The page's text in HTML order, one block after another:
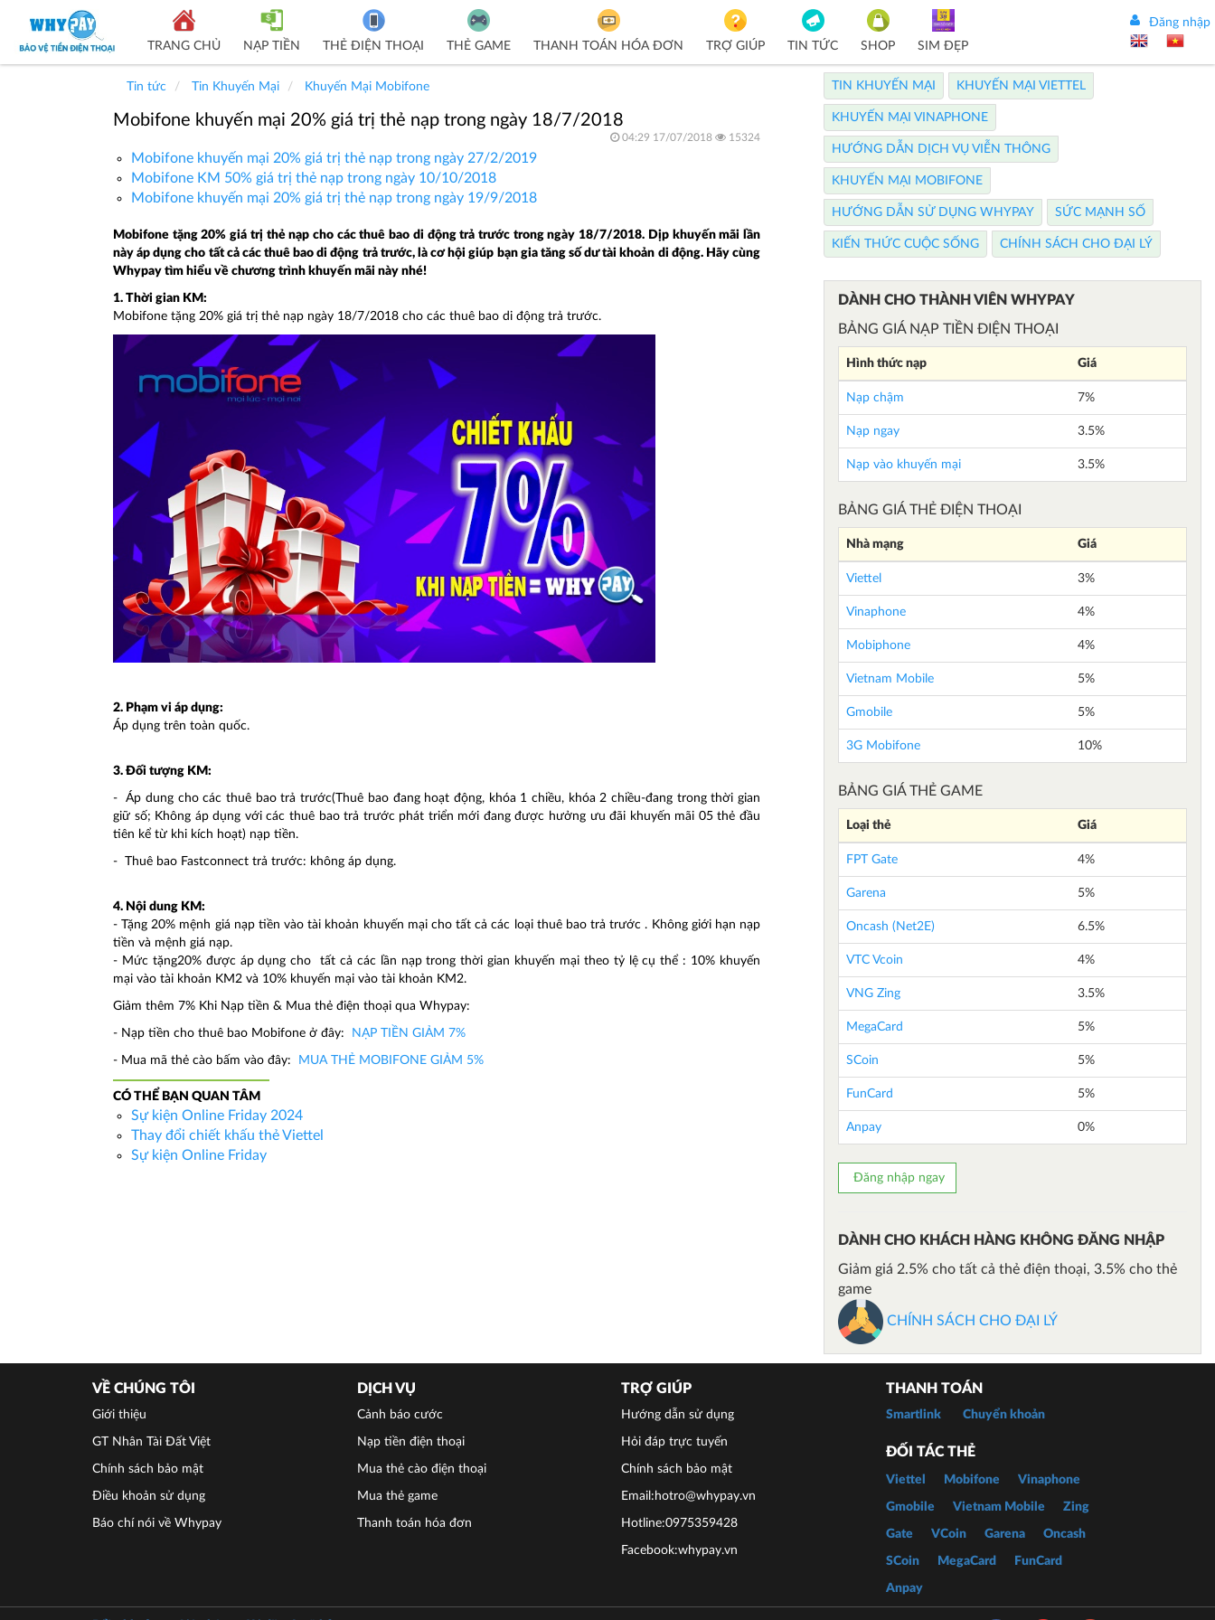
TRANG CHỦ NẠP TIỀN THẺ ĐIỆN THOẠI THẺ GAME THANH TOÁN HÓA ĐƠN TRỢ GIÚP TIN TỨC SHOP SIM ĐẸP
Đăng nhập
Tin tức Tin Khuyến Mại Khuyến Mại Mobifone
Mobifone khuyến mại 20% giá trị thẻ nạp trong ngày 18/7/2018
04:29 17/07/2018 15324
Mobifone khuyến mại 20% giá trị thẻ nạp trong ngày 27/2/2019
Mobifone KM 50% giá trị thẻ nạp trong ngày 10/10/2018
Mobifone khuyến mại 20% giá trị thẻ nạp trong ngày 19/9/2018
Mobifone tặng 20% giá trị thẻ nạp cho các thuê bao di động trả trước trong ngày 18/7/2018. Dịp khuyến mãi lần
này áp dụng cho tất cả các thuê bao di động trả trước, là cơ hội giúp bạn gia tăng số dư tài khoản di động. Hãy cùng
Whypay tìm hiểu về chương trình khuyến mãi này nhé!
1. Thời gian KM:
Mobifone tặng 20% giá trị thẻ nạp ngày 18/7/2018 cho các thuê bao di động trả trước.
2. Phạm vi áp dụng:
Áp dụng trên toàn quốc.
3. Đối tượng KM:
- Áp dung cho các thuê bao trả trước(Thuê bao đang hoạt động, khóa 1 chiều, khóa 2 chiều-đang trong thời gian
giữ số; Không áp dụng với các thuê bao trả trước phát triển mới đang được hưởng ưu đãi khuyến mãi 05 thẻ đầu
tiên kể từ khi kích hoạt) nạp tiền.
- Thuê bao Fastconnect trả trước: không áp dụng.
4. Nội dung KM:
- Tặng 20% mệnh giá nạp tiền vào tài khoản khuyến mại cho tất cả các loại thuê bao trả trước . Không giới hạn nạp
tiền và mệnh giá nạp.
- Mức tặng20% được áp dụng cho tất cả các lần nạp trong thời gian khuyến mại theo tỷ lệ cụ thể : 10% khuyến
mại vào tài khoản KM2 và 10% khuyến mại vào tài khoản KM2.
Giảm thêm 7% Khi Nạp tiền & Mua thẻ điện thoại qua Whypay:
- Nạp tiền cho thuê bao Mobifone ở đây: NẠP TIỀN GIẢM 7%
- Mua mã thẻ cào bấm vào đây: MUA THẺ MOBIFONE GIẢM 5%
CÓ THỂ BẠN QUAN TÂM
Sự kiện Online Friday 2024
Thay đổi chiết khấu thẻ Viettel
Sự kiện Online Friday
TIN KHUYẾN MẠI KHUYẾN MẠI VIETTEL
KHUYẾN MẠI VINAPHONE
HƯỚNG DẪN DỊCH VỤ VIỄN THÔNG
KHUYẾN MẠI MOBIFONE
HƯỚNG DẪN SỬ DỤNG WHYPAY SỨC MẠNH SỐ
KIẾN THỨC CUỘC SỐNG CHÍNH SÁCH CHO ĐẠI LÝ
DÀNH CHO THÀNH VIÊN WHYPAY
BẢNG GIÁ NẠP TIỀN ĐIỆN THOẠI
Hình thức nạp Giá
Nạp chậm 7%
Nạp ngay 3.5%
Nạp vào khuyến mại 3.5%
BẢNG GIÁ THẺ ĐIỆN THOẠI
Nhà mạng Giá
Viettel 3%
Vinaphone 4%
Mobiphone 4%
Vietnam Mobile 5%
Gmobile 5%
3G Mobifone 10%
BẢNG GIÁ THẺ GAME
Loại thẻ Giá
FPT Gate 4%
Garena 5%
Oncash (Net2E) 6.5%
VTC Vcoin 4%
VNG Zing 3.5%
MegaCard 5%
SCoin 5%
FunCard 5%
Anpay 0%
Đăng nhập ngay
DÀNH CHO KHÁCH HÀNG KHÔNG ĐĂNG NHẬP
Giảm giá 2.5% cho tất cả thẻ điện thoại, 3.5% cho thẻ
game
CHÍNH SÁCH CHO ĐẠI LÝ
VỀ CHÚNG TÔI
Giới thiệu
GT Nhân Tài Đất Việt
Chính sách bảo mật
Điều khoản sử dụng
Báo chí nói về Whypay
DỊCH VỤ
Cảnh báo cước
Nạp tiền điện thoại
Mua thẻ cào điện thoại
Mua thẻ game
Thanh toán hóa đơn
TRỢ GIÚP
Hướng dẫn sử dụng
Hỏi đáp trực tuyến
Chính sách bảo mật
Email:hotro@whypay.vn
Hotline:0975359428
Facebook:whypay.vn
THANH TOÁN
Smartlink Chuyển khoản
ĐỐI TÁC THẺ
Viettel Mobifone Vinaphone
Gmobile Vietnam Mobile Zing
Gate VCoin Garena Oncash
SCoin MegaCard FunCard
Anpay